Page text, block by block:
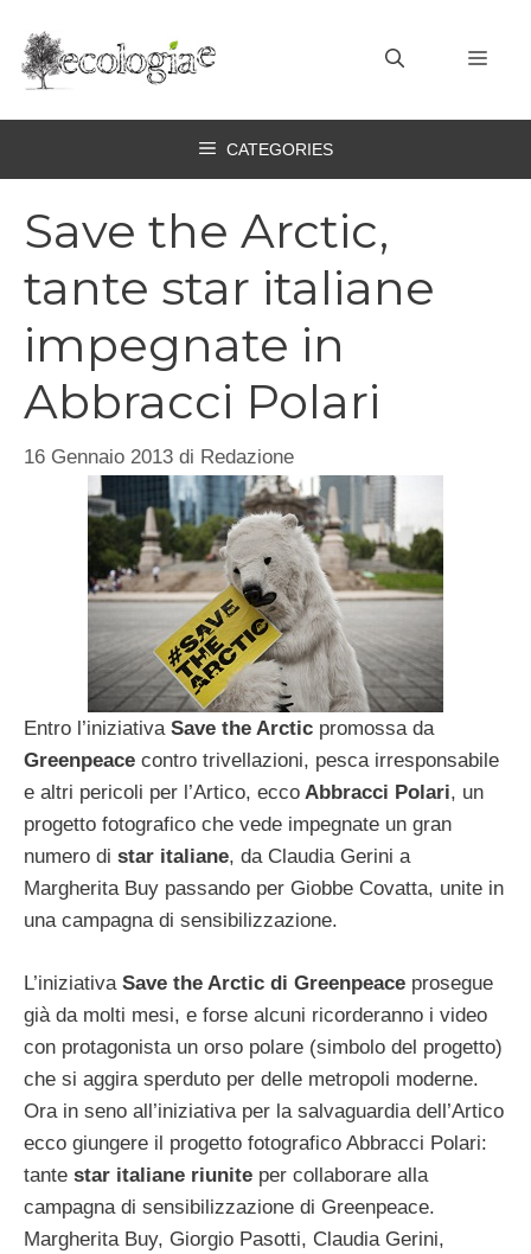
contenuto
CATEGORIES
Save the Arctic,
tante star italiane
impegnate in
Abbracci Polari
16 Gennaio 2013 di Redazione
Entro l’iniziativa Save the Arctic promossa da
Greenpeace contro trivellazioni, pesca irresponsabile
e altri pericoli per l’Artico, ecco Abbracci Polari, un
progetto fotografico che vede impegnate un gran
numero di star italiane, da Claudia Gerini a
Margherita Buy passando per Giobbe Covatta, unite in
una campagna di sensibilizzazione.
L’iniziativa Save the Arctic di Greenpeace prosegue
già da molti mesi, e forse alcuni ricorderanno i video
con protagonista un orso polare (simbolo del progetto)
che si aggira sperduto per delle metropoli moderne.
Ora in seno all’iniziativa per la salvaguardia dell’Artico
ecco giungere il progetto fotografico Abbracci Polari:
tante star italiane riunite per collaborare alla
campagna di sensibilizzazione di Greenpeace.
Margherita Buy, Giorgio Pasotti, Claudia Gerini,